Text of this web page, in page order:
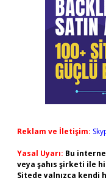
Reklam ve İletişim:
Yasal Uyarı: Bu
veya şahıs şirketi ile
Sitede yalnızca kendi